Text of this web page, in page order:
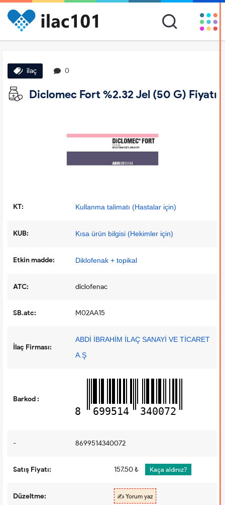
ilaç 0
Diclomec Fort %2.32 Jel (50 G) Fiyatı
KT: Kullanma talimatı (Hastalar için)
KUB: Kısa ürün bilgisi (Hekimler için)
Etkin madde: Diklofenak + topikal
ATC: diclofenac
SB.atc: M02AA15
İlaç Firması:
ABDİ İBRAHİM İLAÇ SANAYİ VE TİCARET
A.Ş
Barkod :
8 699514 340072
- 8699514340072
Satış Fiyatı: 157.50 ₺ Kaça aldınız?
Düzeltme: ✍️ Yorum yaz